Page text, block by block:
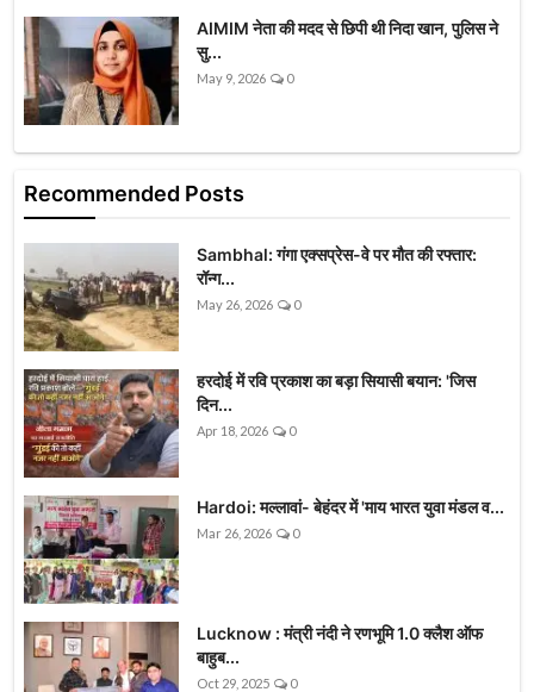
AIMIM नेता की मदद से छिपी थी निदा खान, पुलिस ने
सु...
May 9, 2026 0
Recommended Posts
Sambhal: गंगा एक्सप्रेस-वे पर मौत की रफ्तार:
रॉन्ग...
May 26, 2026 0
हरदोई में रवि प्रकाश का बड़ा सियासी बयान: 'जिस
दिन...
Apr 18, 2026 0
Hardoi: मल्लावां- बेहंदर में 'माय भारत युवा मंडल व...
Mar 26, 2026 0
Lucknow : मंत्री नंदी ने रणभूमि 1.0 क्लैश ऑफ
बाहुब...
Oct 29, 2025 0